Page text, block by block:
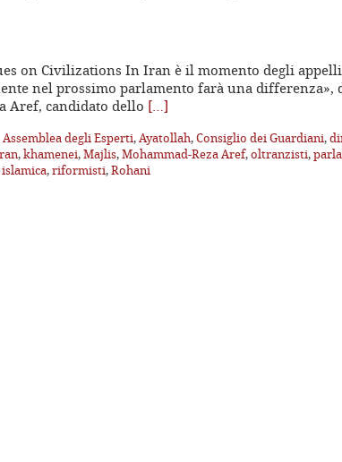
on Civilizations In Iran è il momento degli
nel prossimo parlamento farà una differenza»,
Aref, candidato dello […]
Assemblea degli Esperti,Ayatollah,Consiglio dei Guardiani,
,khamenei,Majlis,Mohammad-Reza Aref,oltranzisti,
,riformisti,Rohani